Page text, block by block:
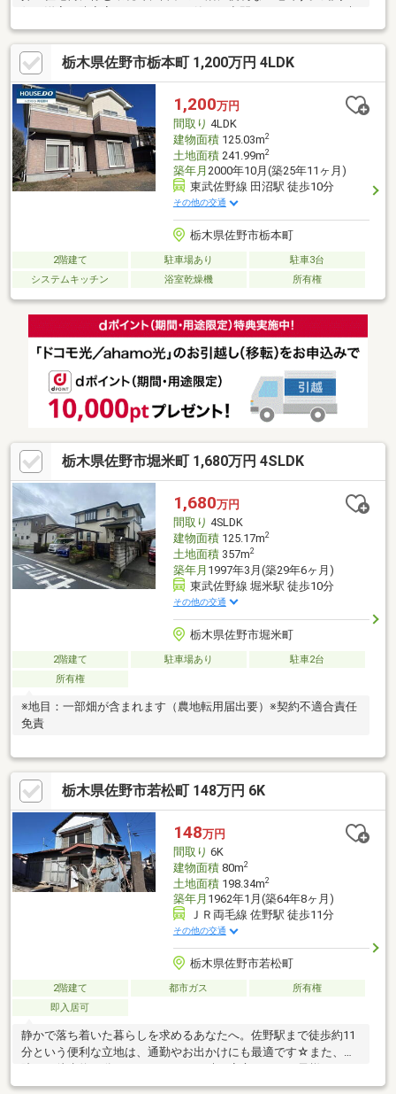
側の洋室は防音室になっており、静かな空間でリラックスした時
間を過ごせます。ご家族やペットとの生活にも対応できる間取り
で、快適な生活を実現できること間違いなし！
栃木県佐野市栃本町 1,200万円 4LDK
1,200万円
間取り 4LDK
建物面積125.03m2
土地面積241.99m2
築年月 2000年10月(築25年11ヶ月)
東武佐野線 田沼駅 徒歩10分
その他の交通
栃木県佐野市栃本町
2階建て 駐車場あり
駐車3台
システムキッチン
浴室乾燥機 所有権
栃木県佐野市堀米町 1,680万円 4SLDK
1,680万円
間取り 4SLDK
建物面積125.17m2
土地面積357m2
築年月 1997年3月(築29年6ヶ月)
東武佐野線 堀米駅 徒歩10分
その他の交通
栃木県佐野市堀米町
2階建て 駐車場あり
駐車2台
所有権
※地目：一部畑が含まれます（農地転用届出要）※契約不適合責任
免責
栃木県佐野市若松町 148万円 6K
148万円
間取り 6K
建物面積80m2
土地面積198.34m2
築年月 1962年1月(築64年8ヶ月)
ＪＲ両毛線 佐野駅 徒歩11分
その他の交通
栃木県佐野市若松町
2階建て 都市ガス
所有権
即入居可
静かで落ち着いた暮らしを求めるあなたへ。佐野駅まで徒歩約11
分という便利な立地は、通勤やお出かけにも最適です☆また、病
ご家庭には、小学校や中学校が近く通学もスムーズ！